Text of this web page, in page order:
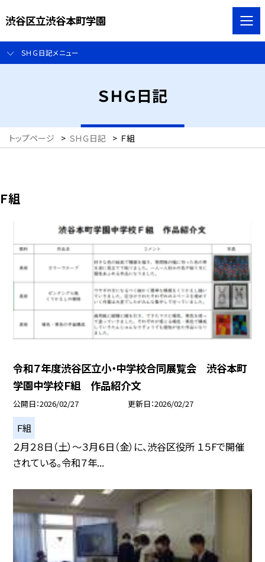
渋谷区立渋谷本町学園
ＳＨＧ日記メニュー
ＳＨＧ日記
トップページ > ＳＨＧ日記 > Ｆ組
Ｆ組
令和７年度渋谷区立小・中学校合同展覧会 渋谷本町
学園中学校Ｆ組 作品紹介文
公開日 2026/02/27 更新日 2026/02/27
Ｆ組
２月２８日（土）～３月６日（金）に、渋谷区役所 １５Fで開催
されている。令和７年...